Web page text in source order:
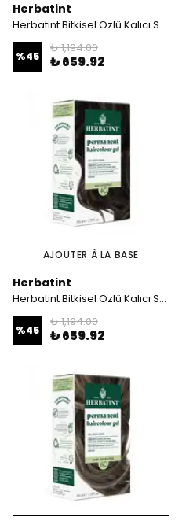
Herbatint
Herbatint Bitkisel Özlü Kalıcı Saç Boyası | Altın Kestane (Golden Chestnut 4D) 170 ml
%45
₺ 1,194.00
₺ 659.92
AJOUTER À LA BASE
Herbatint
Herbatint Bitkisel Özlü Kalıcı Saç Boyası | Küllü Kestane (Chatain Cendre 4C) 170 ml
%45
₺ 1,194.00
₺ 659.92